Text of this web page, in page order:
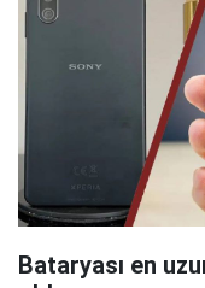
Bataryası en